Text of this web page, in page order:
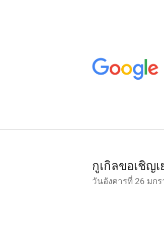
กูเกิลขอเชิญ
วันอังคารที่ 26 มก